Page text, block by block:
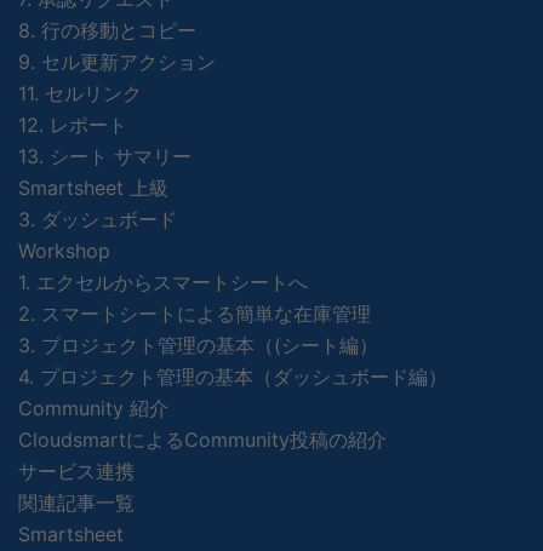
8. 行の移動とコピー
9. セル更新アクション
11. セルリンク
12. レポート
13. シート サマリー
Smartsheet 上級
3. ダッシュボード
Workshop
1. エクセルからスマートシートへ
2. スマートシートによる簡単な在庫管理
3. プロジェクト管理の基本（(シート編）
4. プロジェクト管理の基本（ダッシュボード編）
Community 紹介
CloudsmartによるCommunity投稿の紹介
サービス連携
関連記事一覧
Smartsheet